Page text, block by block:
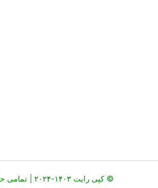
© کپی رایت ۱۴۰۳-۲۰۲۴ | تمامی حقوق محفوظ است.